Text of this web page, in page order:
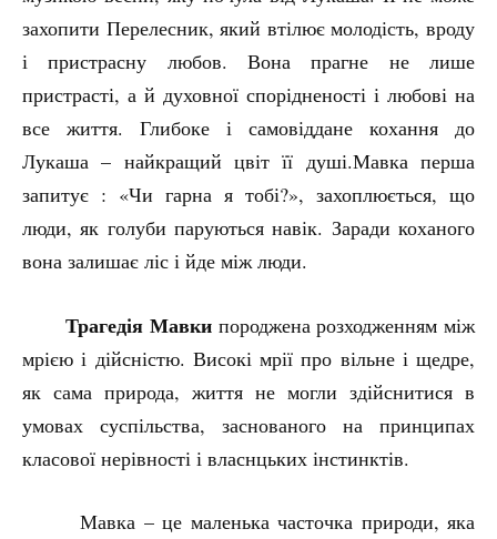
захопити Перелесник, який втілює молодість, вроду
і пристрасну любов. Вона прагне не лише
пристрасті, а й духовної спорідненості і любові на
все життя. Глибоке і самовіддане кохання до
Лукаша – найкращий цвіт її душі.Мавка перша
запитує : «Чи гарна я тобі?», захоплюється, що
люди, як голуби паруються навік. Заради коханого
вона залишає ліс і йде між люди.
Трагедія Мавки породжена розходженням між
мрією і дійсністю. Високі мрії про вільне і щедре,
як сама природа, життя не могли здійснитися в
умовах суспільства, заснованого на принципах
класової нерівності і власнцьких інстинктів.
Мавка – це маленька часточка природи, яка